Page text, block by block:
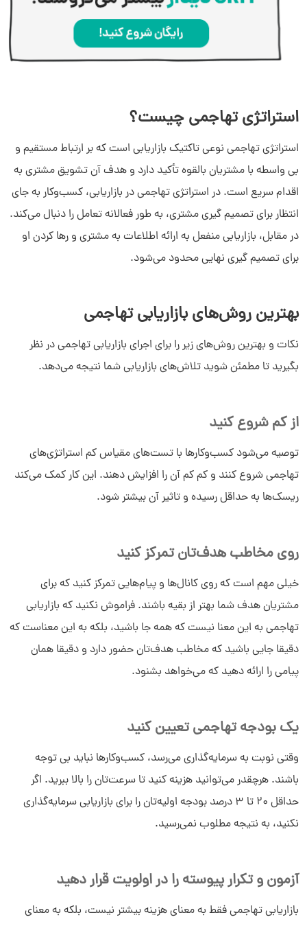
استراتژی تهاجمی چیست؟
استراتژی تهاجمی نوعی تاکتیک بازاریابی است که بر ارتباط مستقیم و
بی ‌واسطه با مشتریان بالقوه تأکید دارد و هدف آن تشویق مشتری به
اقدام سریع است. در استراتژی تهاجمی در بازاریابی، کسب‌وکار به جای
انتظار برای تصمیم‌ گیری مشتری، به‌ طور فعالانه تعامل را دنبال می‌کند.
در مقابل، بازاریابی منفعل به ارائه اطلاعات به مشتری و رها کردن او
برای تصمیم ‌گیری نهایی محدود می‌شود.
بهترین روش‌های بازاریابی تهاجمی
نکات و بهترین روش‌های زیر را برای اجرای بازاریابی تهاجمی در نظر
بگیرید تا مطمئن شوید تلاش‌های بازاریابی شما نتیجه می‌دهد.
از کم شروع کنید
توصیه می‌شود کسب‌وکارها با تست‌های مقیاس کم استراتژی‌های
تهاجمی شروع کنند و کم کم آن را افزایش دهند. این کار کمک می‌کند
ریسک‌ها به حداقل رسیده و تاثیر آن بیشتر شود.
روی مخاطب هدف‌تان تمرکز کنید
خیلی مهم است که روی کانال‌ها و پیام‌هایی تمرکز کنید که برای
مشتریان هدف شما بهتر از بقیه باشند. فراموش نکنید که بازاریابی
تهاجمی به این معنا نیست که همه جا باشید، بلکه به این معناست که
دقیقا جایی باشید که مخاطب هدف‌تان حضور دارد و دقیقا همان
پیامی را ارائه دهید که می‌خواهد بشنود.
یک بودجه تهاجمی تعیین کنید
وقتی نوبت به سرمایه‌گذاری می‌رسد، کسب‌وکارها نباید بی توجه
باشند. هرچقدر می‌توانید هزینه کنید تا سرعت‌تان را بالا ببرید. اگر
حداقل 20 تا 3 درصد بودجه اولیه‌تان را برای بازاریابی سرمایه‌گذاری
نکنید، به نتیجه مطلوب نمی‌رسید.
آزمون و تکرار پیوسته را در اولویت قرار دهید
بازاریابی تهاجمی فقط به معنای هزینه بیشتر نیست، بلکه به معنای